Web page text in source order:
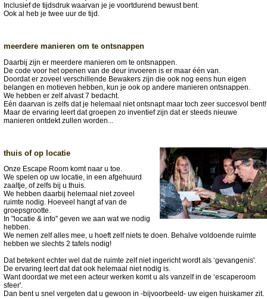
Inclusief de tijdsdruk waarvan je je voortdurend bewust bent.
Ook al heb je twee uur de tijd.
meerdere manieren om te ontsnappen
Daarbij zijn er meerdere manieren om te ontsnappen.
De code voor het openen van de deur invoeren is er maar één van.
Doordat er zoveel verschillende Bewakers zijn die ook nog eens hun eigen
belangen en motieven hebben, kun je ook op andere manieren ontsnappen.
We hebben er zelf alvast 7 bedacht.
Eén daarvan is zelfs dat je helemaal niet ontsnapt maar toch zeer succesvol bent!
Maar de ervaring leert dat groepen zo inventief zijn dat er steeds nieuwe
manieren ontdekt zullen worden...
thuis of op locatie
Onze Escape Room komt naar u toe.
We spelen op uw locatie, in een afgehuurd
zaaltje, of zelfs bij u thuis.
We hebben daarbij helemaal niet zoveel
ruimte nodig. Hoeveel hangt af van de
groepsgrootte.
In "locatie & info" geven we aan wat we nodig
hebben.
We nemen zelf alles mee, u hoeft zelf niets te doen. Behalve voldoende ruimte
hebben we slechts 2 tafels nodig!
Dat betekent echter wel dat de ruimte zelf niet ingericht wordt als ‘gevangenis'.
De ervaring leert dat dat ook helemaal niet nodig is.
Want doordat we met een acteur werken komt u als vanzelf in de ‘escaperoom
sfeer'.
Dan bent u snel vergeten dat u gewoon in -bijvoorbeeld- uw eigen huiskamer zit.